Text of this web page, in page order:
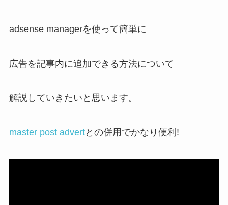
adsense managerを使って簡単に
広告を記事内に追加できる方法について
解説していきたいと思います。
master post advertとの併用でかなり便利!